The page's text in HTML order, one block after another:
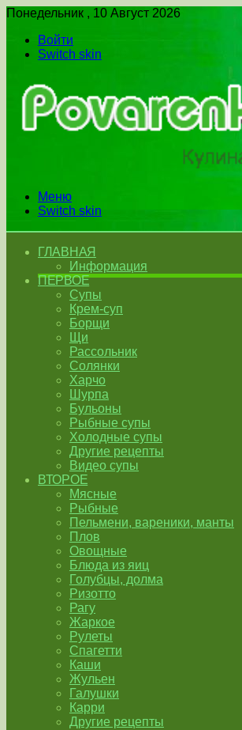
Понедельник , 10 Август 2026
Войти
Switch skin
Меню
Switch skin
ГЛАВНАЯ
Информация
ПЕРВОЕ
Супы
Крем-суп
Борщи
Щи
Рассольник
Солянки
Харчо
Шурпа
Бульоны
Рыбные супы
Холодные супы
Другие рецепты
Видео супы
ВТОРОЕ
Мясные
Рыбные
Пельмени, вареники, манты
Плов
Овощные
Блюда из яиц
Голубцы, долма
Ризотто
Рагу
Жаркое
Рулеты
Спагетти
Каши
Жульен
Галушки
Карри
Другие рецепты